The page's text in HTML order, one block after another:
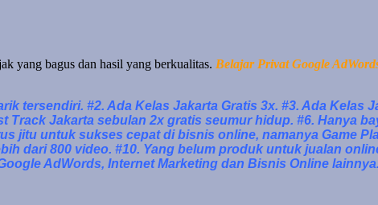
yang bagus dan hasil yang berkualitas. Belajar Privat Google
tersendiri. #2. Ada Kelas Jakarta Gratis 3x. #3. Ada Kelas
Jakarta sebulan 2x gratis seumur hidup. #6. Hanya
jitu untuk sukses cepat di bisnis online, namanya Game
dari 800 video. #10. Yang belum produk untuk jualan
AdWords, Internet Marketing dan Bisnis Online lainnya.